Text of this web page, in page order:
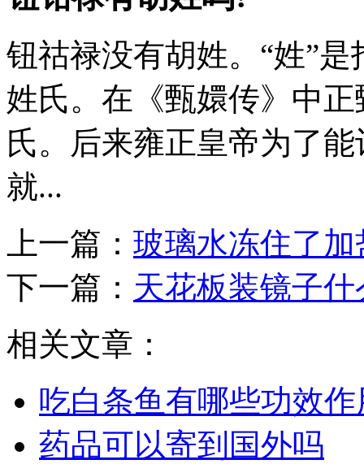
钮祜禄没有胡姓。“姓”
姓氏。在《甄嬛传》中
氏。后来雍正皇帝为了
就...
上一篇： 玻璃水冻住了
下一篇： 天花板装镜子
相关文章：
吃白条鱼有哪些功效作
药品可以寄到国外吗